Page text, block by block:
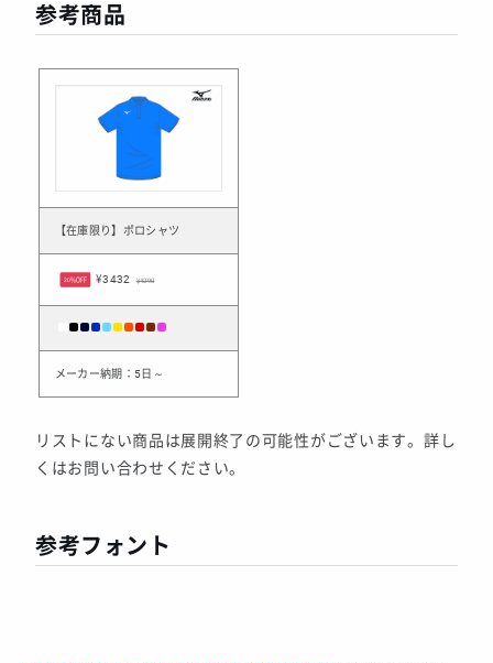
参考商品
【在庫限り】ポロシャツ
20%OFF ¥3432 ¥4290
メーカー納期：5日～
リストにない商品は展開終了の可能性がございます。詳し
くはお問い合わせください。
参考フォント